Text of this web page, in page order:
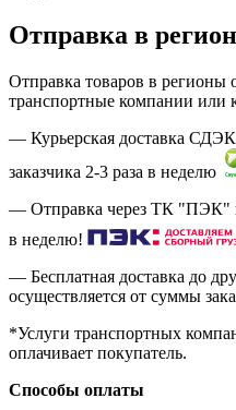
Отправка в
Отправка товаров в регионы
транспортные компании или
— Курьерская доставка
заказчика 2-3 раза в неделю
— Отправка через ТК "ПЭК"
в неделю!
— Бесплатная доставка до
осуществляется от суммы
*Услуги транспортных
оплачивает покупатель.
Способы оплаты